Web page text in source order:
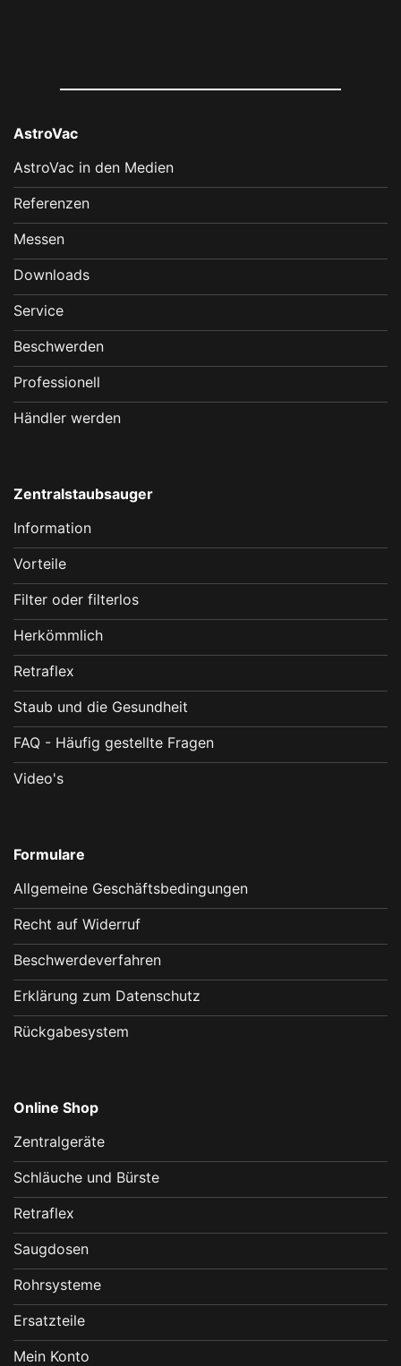
AstroVac
AstroVac in den Medien
Referenzen
Messen
Downloads
Service
Beschwerden
Professionell
Händler werden
Zentralstaubsauger
Information
Vorteile
Filter oder filterlos
Herkömmlich
Retraflex
Staub und die Gesundheit
FAQ - Häufig gestellte Fragen
Video's
Formulare
Allgemeine Geschäftsbedingungen
Recht auf Widerruf
Beschwerdeverfahren
Erklärung zum Datenschutz
Rückgabesystem
Online Shop
Zentralgeräte
Schläuche und Bürste
Retraflex
Saugdosen
Rohrsysteme
Ersatzteile
Mein Konto